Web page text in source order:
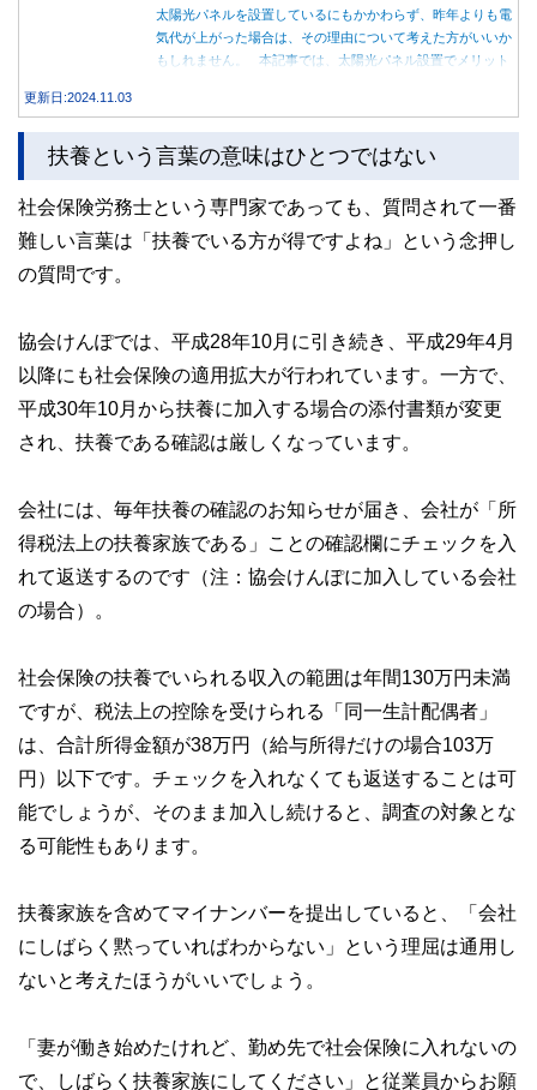
太陽光パネルを設置しているにもかかわらず、昨年よりも電
気代が上がった場合は、その理由について考えた方がいいか
もしれません。 本記事では、太陽光パネル設置でメリット
更新日:2024.11.03
扶養という言葉の意味はひとつではない
社会保険労務士という専門家であっても、質問されて一番
難しい言葉は「扶養でいる方が得ですよね」という念押し
の質問です。
協会けんぽでは、平成28年10月に引き続き、平成29年4月
以降にも社会保険の適用拡大が行われています。一方で、
平成30年10月から扶養に加入する場合の添付書類が変更
され、扶養である確認は厳しくなっています。
会社には、毎年扶養の確認のお知らせが届き、会社が「所
得税法上の扶養家族である」ことの確認欄にチェックを入
れて返送するのです（注：協会けんぽに加入している会社
の場合）。
社会保険の扶養でいられる収入の範囲は年間130万円未満
ですが、税法上の控除を受けられる「同一生計配偶者」
は、合計所得金額が38万円（給与所得だけの場合103万
円）以下です。チェックを入れなくても返送することは可
能でしょうが、そのまま加入し続けると、調査の対象とな
る可能性もあります。
扶養家族を含めてマイナンバーを提出していると、「会社
にしばらく黙っていればわからない」という理屈は通用し
ないと考えたほうがいいでしょう。
「妻が働き始めたけれど、勤め先で社会保険に入れないの
で、しばらく扶養家族にしてください」と従業員からお願